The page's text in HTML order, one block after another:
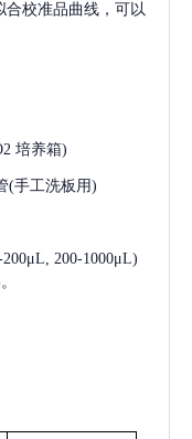
合校准品曲线，可以
培养箱)
(手工洗板用)
200-1000μL)